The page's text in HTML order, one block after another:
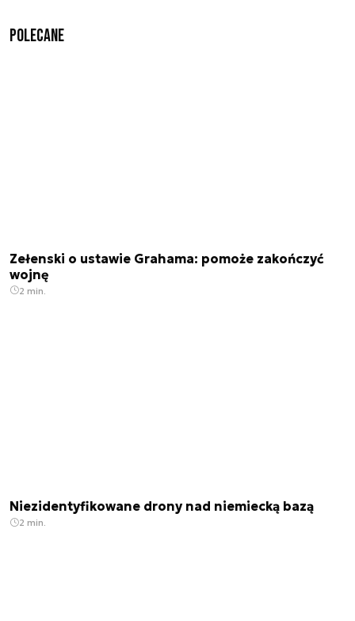
Polecane
Zełenski o ustawie Grahama: pomoże zakończyć
wojnę
2 min.
Niezidentyfikowane drony nad niemiecką bazą
2 min.